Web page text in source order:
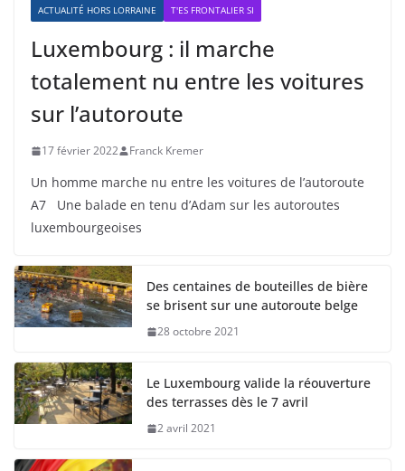
ACTUALITÉ HORS LORRAINE T'ES FRONTALIER SI
Luxembourg : il marche
totalement nu entre les voitures
sur l’autoroute
17 février 2022 Franck Kremer
Un homme marche nu entre les voitures de l’autoroute
A7 Une balade en tenu d’Adam sur les autoroutes
luxembourgeoises
Des centaines de bouteilles de bière
se brisent sur une autoroute belge
28 octobre 2021
Le Luxembourg valide la réouverture
des terrasses dès le 7 avril
2 avril 2021